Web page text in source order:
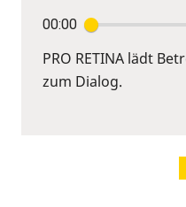
00:00
PRO RETINA lädt
zum Dialog.